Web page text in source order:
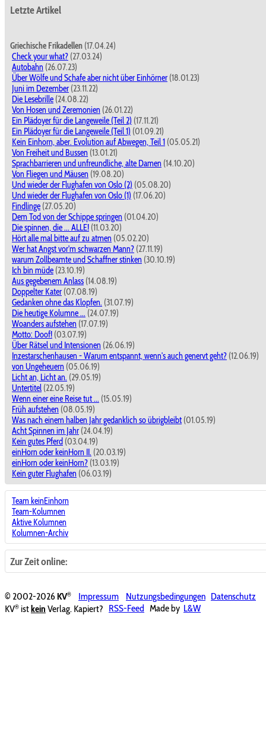
Letzte Artikel
Griechische Frikadellen (17.04.24)
Check your what? (27.03.24)
Autobahn (26.07.23)
Über Wölfe und Schafe aber nicht über Einhörner (18.01.23)
Juni im Dezember (23.11.22)
Die Lesebrille (24.08.22)
Von Hosen und Zeremonien (26.01.22)
Ein Plädoyer für die Langeweile (Teil 2) (17.11.21)
Ein Plädoyer für die Langeweile (Teil 1) (01.09.21)
Kein Einhorn, aber. Evolution auf Abwegen, Teil 1 (05.05.21)
Von Freiheit und Bussen (13.01.21)
Sprachbarrieren und unfreundliche, alte Damen (14.10.20)
Von Fliegen und Mäusen (19.08.20)
Und wieder der Flughafen von Oslo (2) (05.08.20)
Und wieder der Flughafen von Oslo (1) (17.06.20)
Findlinge (27.05.20)
Dem Tod von der Schippe springen (01.04.20)
Die spinnen, die ... ALLE! (11.03.20)
Hört alle mal bitte auf zu atmen (05.02.20)
Wer hat Angst vor'm schwarzen Mann? (27.11.19)
warum Zollbeamte und Schaffner stinken (30.10.19)
Ich bin müde (23.10.19)
Aus gegebenem Anlass (14.08.19)
Doppelter Kater (07.08.19)
Gedanken ohne das Klopfen. (31.07.19)
Die heutige Kolumne ... (24.07.19)
Woanders aufstehen (17.07.19)
Motto: Doof! (03.07.19)
Über Rätsel und Intensionen (26.06.19)
Inzestarschenhausen - Warum entspannt, wenn's auch genervt geht? (12.06.19)
von Ungeheuern (05.06.19)
Licht an, Licht an. (29.05.19)
Untertitel (22.05.19)
Wenn einer eine Reise tut ... (15.05.19)
Früh aufstehen (08.05.19)
Was nach einem halben Jahr gedanklich so übrigbleibt (01.05.19)
Acht Spinnen im Jahr (24.04.19)
Kein gutes Pferd (03.04.19)
einHorn oder keinHorn II. (20.03.19)
einHorn oder keinHorn? (13.03.19)
Kein guter Flughafen (06.03.19)
Team keinEinhorn
Team-Kolumnen
Aktive Kolumnen
Kolumnen-Archiv
Zur Zeit online:
© 2002-2026KV® Impressum Nutzungsbedingungen Datenschutz
KV® istkein Verlag. Kapiert? RSS-Feed Made by L&W